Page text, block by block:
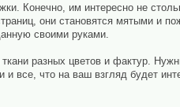
Конечно, им интересно не
они становятся мятыми
своими руками.
разных цветов и фактур.
и все, что на ваш взгляд будет